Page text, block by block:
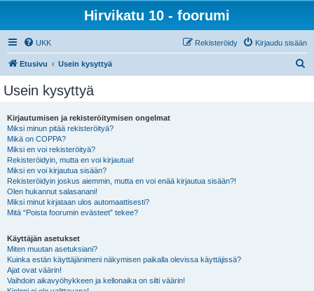
Hirvikatu 10 - foorumi
UKK Kirjaudu sisään
Rekisteröidy
Etusivu Usein kysyttyä
Usein kysyttyä
Kirjautumisen ja rekisteröitymisen ongelmat
Miksi minun pitää rekisteröityä?
Mikä on COPPA?
Miksi en voi rekisteröityä?
Rekisteröidyin, mutta en voi kirjautua!
Miksi en voi kirjautua sisään?
Rekisteröidyin joskus aiemmin, mutta en voi enää kirjautua sisään?!
Olen hukannut salasanani!
Miksi minut kirjataan ulos automaattisesti?
Mitä “Poista foorumin evästeet” tekee?
Käyttäjän asetukset
Miten muutan asetuksiani?
Kuinka estän käyttäjänimeni näkymisen paikalla olevissa käyttäjissä?
Ajat ovat väärin!
Vaihdoin aikavyöhykkeen ja kellonaika on silti väärin!